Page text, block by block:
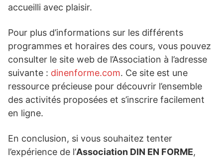
accueilli avec plaisir.
Pour plus d’informations sur les différents
programmes et horaires des cours, vous pouvez
consulter le site web de l’Association à l’adresse
suivante : dinenforme.com. Ce site est une
ressource précieuse pour découvrir l’ensemble
des activités proposées et s’inscrire facilement
en ligne.
En conclusion, si vous souhaitez tenter
l’expérience de l’Association DIN EN FORME,